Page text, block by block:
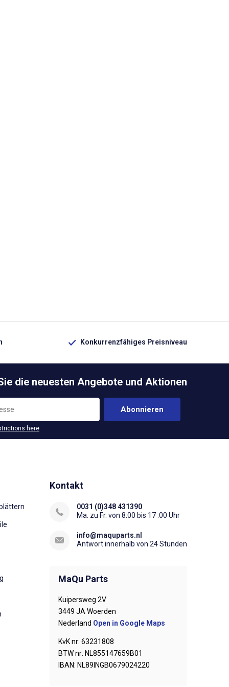
Konkurrenzfähiges Preisniveau
die neuesten Angebote und Aktionen
Abonnieren
here
Kontakt
0031 (0)348 431390
Ma. zu Fr. von 8:00 bis 17 :00 Uhr
info@maquparts.nl
Antwort innerhalb von 24 Stunden
MaQu Parts
Kuipersweg 2V
3449 JA Woerden
Nederland Open in Google Maps
KvK nr: 63231808
BTW nr: NL855147659B01
IBAN: NL89INGB0679024220